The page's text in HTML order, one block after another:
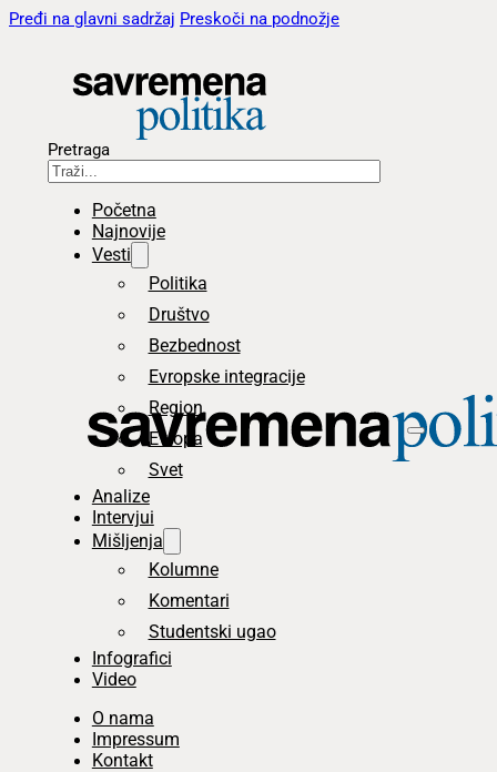
Pređi na glavni sadržaj Preskoči na podnožje
Pretraga
Početna
Najnovije
Vesti
Politika
Društvo
Bezbednost
Evropske integracije
Region
Evropa
Svet
Analize
Intervjui
Mišljenja
Kolumne
Komentari
Studentski ugao
Infografici
Video
O nama
Impressum
Kontakt